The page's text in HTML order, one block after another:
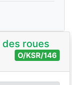
roues
O/KSR/146